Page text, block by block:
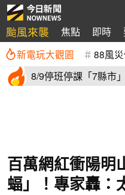
颱風來襲 焦點 即時
新電玩大觀園 88風
8/9停班停課「7縣市
百萬網紅衝陽明
蝠」！專家轟